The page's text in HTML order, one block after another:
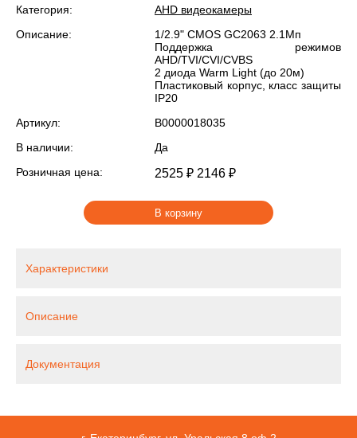
Категория:
AHD видеокамеры
Описание:
1/2.9" CMOS GC2063 2.1Мп
Поддержка режимов
AHD/TVI/CVI/CVBS
2 диода Warm Light (до 20м)
Пластиковый корпус, класс защиты
IP20
Артикул:
В0000018035
В наличии:
Да
Розничная цена:
2525 ₽ 2146 ₽
В корзину
Характеристики
Описание
Документация